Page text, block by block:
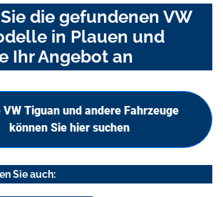
die gefundenen VW
in Plauen und
Ihr Angebot an
Tiguan und andere Fahrzeuge
können Sie hier suchen
Sie auch: